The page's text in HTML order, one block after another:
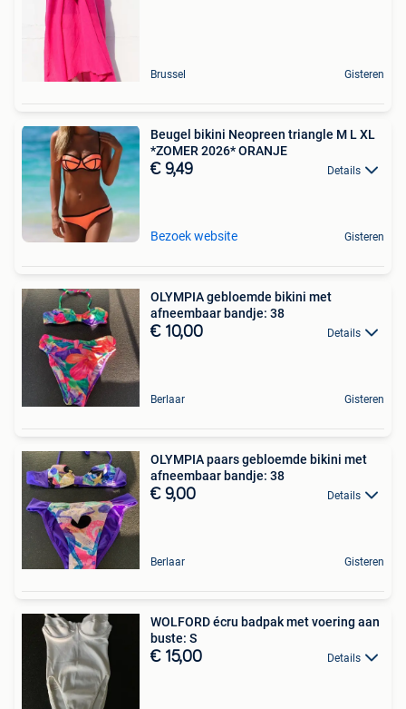
Brussel Gisteren
Beugel bikini Neopreen triangle M L XL
*ZOMER 2026* ORANJE
€ 9,49 Details
Bezoek website Gisteren
OLYMPIA gebloemde bikini met
afneembaar bandje: 38
€ 10,00 Details
Berlaar Gisteren
OLYMPIA paars gebloemde bikini met
afneembaar bandje: 38
€ 9,00 Details
Berlaar Gisteren
WOLFORD écru badpak met voering aan
buste: S
€ 15,00 Details